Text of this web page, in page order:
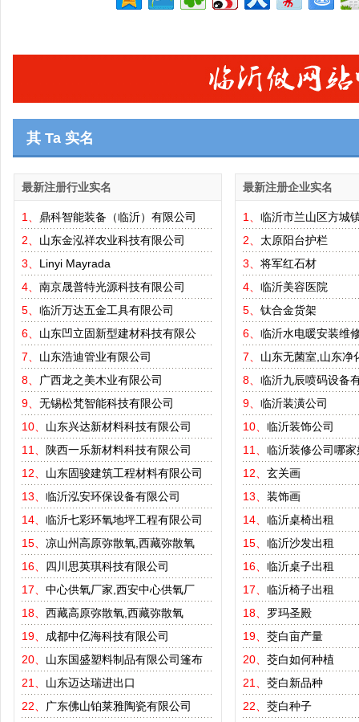
其 Ta 实名
最新注册行业实名
1、 鼎科智能装备（临沂）有限公司
2、 山东金泓祥农业科技有限公司
3、 Linyi Mayrada
4、 南京晟普特光源科技有限公司
5、 临沂万达五金工具有限公司
6、 山东凹立固新型建材科技有限公
7、 山东浩迪管业有限公司
8、
广西龙之美木业有限公司
9、 无锡松梵智能科技有限公司
10、 山东兴达新材料科技有限公司
11、
陕西一乐新材料科技有限公司
12、 山东固骏建筑工程材料有限公司
13、 临沂泓安环保设备有限公司
14、 临沂七彩环氧地坪工程有限公司
15、 凉山州高原弥散氧,西藏弥散氧
16、 四川思英琪科技有限公司
17、 中心供氧厂家,西安中心供氧厂
18、 西藏高原弥散氧,西藏弥散氧
19、 成都中亿海科技有限公司
20、 山东国盛塑料制品有限公司篷布
21、 山东迈达瑞进出口
22、
广东佛山铂莱雅陶瓷有限公司
最新注册企业实名
1、 临沂市兰山区方城
2、 太原阳台护栏
3、 将军红石材
4、 临沂美容医院
5、 钛合金货架
6、 临沂水电暖安装维
7、 山东无菌室,山东净
8、 临沂九辰喷码设备
9、 临沂装潢公司
10、 临沂装饰公司
11、 临沂装修公司哪家
12、 玄关画
13、 装饰画
14、 临沂桌椅出租
15、 临沂沙发出租
16、 临沂桌子出租
17、 临沂椅子出租
18、 罗玛圣殿
19、 茭白亩产量
20、 茭白如何种植
21、 茭白新品种
22、 茭白种子